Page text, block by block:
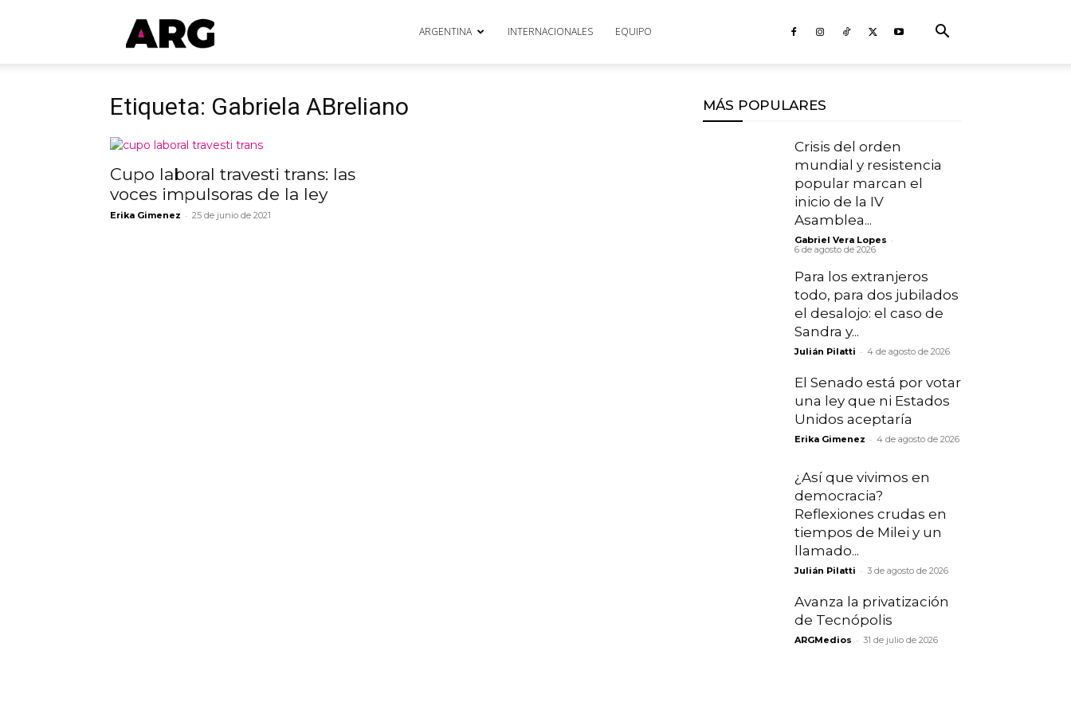
ARGmedios ARGENTINA INTERNACIONALES EQUIPO
Etiqueta: Gabriela ABreliano
Cupo laboral travesti trans: las
voces impulsoras de la ley
Erika Gimenez - 25 de junio de 2021
MÁS POPULARES
Crisis del orden
mundial y resistencia
popular marcan el
inicio de la IV
Asamblea...
Gabriel Vera Lopes -
6 de agosto de 2026
Para los extranjeros
todo, para dos jubilados
el desalojo: el caso de
Sandra y...
Julián Pilatti - 4 de agosto de 2026
El Senado está por votar
una ley que ni Estados
Unidos aceptaría
Erika Gimenez - 4 de agosto de 2026
¿Así que vivimos en
democracia?
Reflexiones crudas en
tiempos de Milei y un
llamado...
Julián Pilatti - 3 de agosto de 2026
Avanza la privatización
de Tecnópolis
ARGMedios - 31 de julio de 2026